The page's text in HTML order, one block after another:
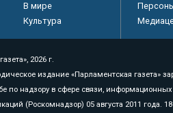
В мире
Культура
2026 г.
издание «Парламентская газета»
по надзору в сфере связи, информационных
(Роскомнадзор) 05 августа 2011 года.